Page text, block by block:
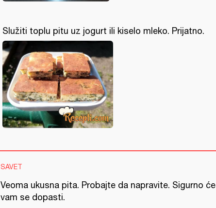
Služiti toplu pitu uz jogurt ili kiselo mleko. Prijatno.
SAVET
Veoma ukusna pita. Probajte da napravite. Sigurno će
vam se dopasti.